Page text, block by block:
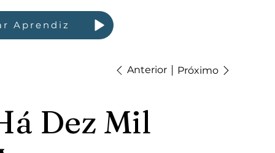
Aprendiz
Anterior Próximo
Dez Mil